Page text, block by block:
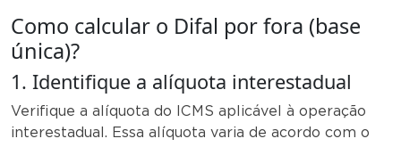
Como calcular o Difal por fora (base
única)?
1. Identifique a alíquota interestadual
Verifique a alíquota do ICMS aplicável à operação
interestadual. Essa alíquota varia de acordo com o